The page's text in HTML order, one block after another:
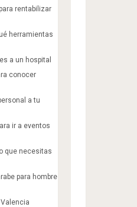
rentabilizar
herramientas
a un hospital
conocer
a tu
ir a eventos
que necesitas
para hombre